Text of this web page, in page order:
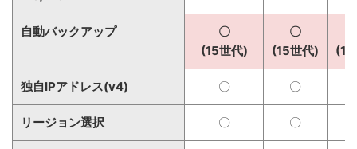
自動バックアップ
〇
(15世代)
〇
(15世代)
(15
独自IPアドレス(v4) 〇 〇
リージョン選択 〇 〇